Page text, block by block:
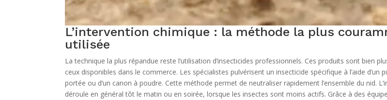
L’intervention chimique : la méthode la plus
utilisée
La technique la plus répandue reste l’utilisation d’insecticides professionnels. Ces produits sont bien
ceux disponibles dans le commerce. Les spécialistes pulvérisent un insecticide spécifique à l’aide d’un
portée ou d’un canon à poudre. Cette méthode permet de neutraliser rapidement l’ensemble du nid.
déroule en général tôt le matin ou en soirée, lorsque les insectes sont moins actifs. Grâce à des